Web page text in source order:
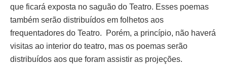
que ficará exposta no saguão do Teatro. Esses poemas
também serão distribuídos em folhetos aos
frequentadores do Teatro. Porém, a princípio, não haverá
visitas ao interior do teatro, mas os poemas serão
distribuídos aos que foram assistir as projeções.